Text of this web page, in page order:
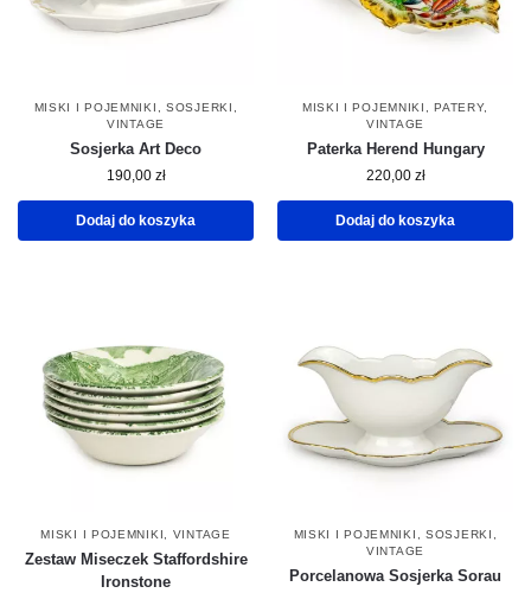
MISKI I POJEMNIKI SOSJERKI
VINTAGE
Sosjerka Art Deco
190,00 zł
Dodaj do koszyka
MISKI I POJEMNIKI ,PATERY,
VINTAGE
Paterka Herend Hungary
220,00 zł
Dodaj do koszyka
MISKI I POJEMNIKI VINTAGE
Zestaw Miseczek Staffordshire
Ironstone
MISKI I POJEMNIKI SOSJERKI
VINTAGE
Porcelanowa Sosjerka Sorau